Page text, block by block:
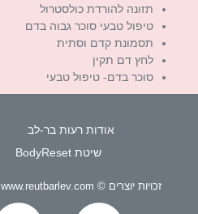
תזונה להורדת כולסטרול
טיפול טבעי סוכר גבוה בדם
תסמונת קדם וסתית
לחץ דם תקין
סוכר בדם- טיפול טבעי
אודות רעות בר-לב
שיטת BodyReset
זכויות יוצרים © www.reutbarlev.com / זכויות יוצרים © רעות בר-לב